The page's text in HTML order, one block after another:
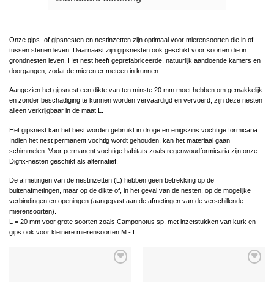
Onze gips- of gipsnesten en nestinzetten zijn optimaal voor mierensoorten die in of
tussen stenen leven. Daarnaast zijn gipsnesten ook geschikt voor soorten die in
grondnesten leven. Het nest heeft geprefabriceerde, natuurlijk aandoende kamers en
doorgangen, zodat de mieren er meteen in kunnen.
Aangezien het gipsnest een dikte van ten minste 20 mm moet hebben om gemakkelijk
en zonder beschadiging te kunnen worden vervaardigd en vervoerd, zijn deze nesten
alleen verkrijgbaar in de maat L.
Het gipsnest kan het best worden gebruikt in droge en enigszins vochtige formicaria.
Indien het nest permanent vochtig wordt gehouden, kan het materiaal gaan
schimmelen. Voor permanent vochtige habitats zoals regenwoudformicaria zijn onze
Digfix-nesten geschikt als alternatief.
De afmetingen van de nestinzetten (L) hebben geen betrekking op de
buitenafmetingen, maar op de dikte of, in het geval van de nesten, op de mogelijke
verbindingen en openingen (aangepast aan de afmetingen van de verschillende
mierensoorten).
L = 20 mm voor grote soorten zoals Camponotus sp. met inzetstukken van kurk en
gips ook voor kleinere mierensoorten M - L